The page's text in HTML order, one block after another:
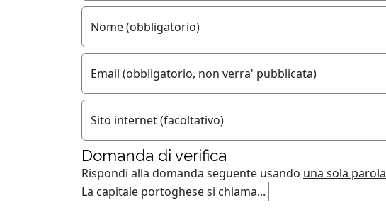
Nome (obbligatorio)
Email (obbligatorio, non verra' pubblicata)
Sito internet (facoltativo)
Domanda di verifica
Rispondi alla domanda seguente usando una sola parola
La capitale portoghese si chiama...